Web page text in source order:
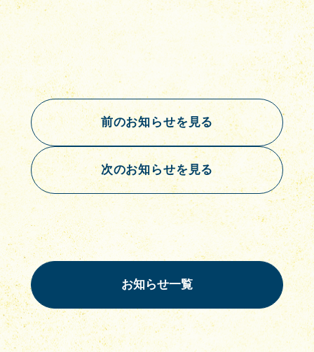
前のお知らせを見る
次のお知らせを見る
お知らせ一覧